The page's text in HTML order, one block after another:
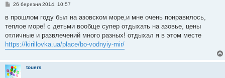
П
в
д
о
л
н
я
26 березня 2014, 10:57
в прошлом году был на азовском море,и мне очень понравилось,
теплое море! с детьми вообще супер отдыхать на азовье, цены
отличные и развлечений много разных! отдыхал я в этом месте
https://kirillovka.ua/place/bo-vodnyiy-mir/
touers